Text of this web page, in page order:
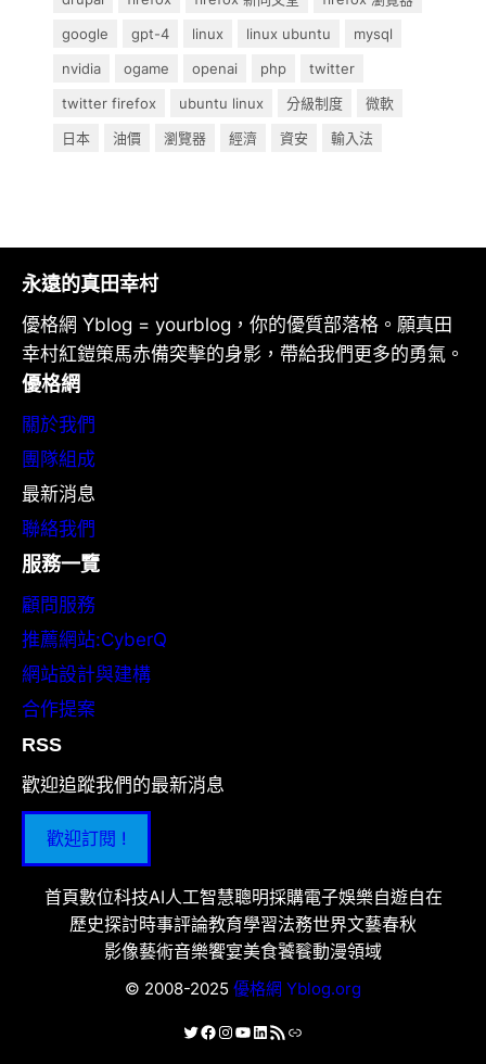
google
gpt-4 linux linux ubuntu
mysql
nvidia
ogame openai php
twitter
twitter firefox
ubuntu linux 分級制度
微軟
日本
油價 瀏覽器 經濟 資安 輸入法
永遠的真田幸村
優格網 Yblog = yourblog，你的優質部落格。願真田
幸村紅鎧策馬赤備突擊的身影，帶給我們更多的勇氣。
優格網
關於我們
團隊組成
最新消息
聯絡我們
服務一覽
顧問服務
推薦網站:CyberQ
網站設計與建構
合作提案
RSS
歡迎追蹤我們的最新消息
歡迎訂閱 !
首頁數位科技AI人工智慧聰明採購電子娛樂自遊自在
歷史探討時事評論教育學習法務世界文藝春秋
影像藝術音樂饗宴美食饕餮動漫領域
© 2008-2025 優格網 Yblog.org
X Facebook
Instagram
YouTube
LinkedIn
RSS 資訊提供連結